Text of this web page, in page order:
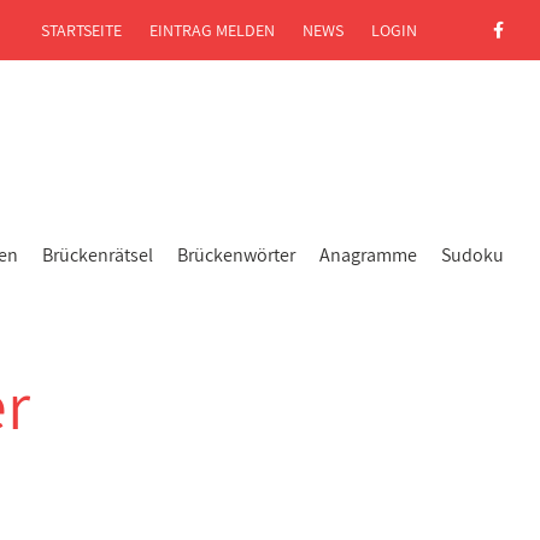
Brückenrätsel Brückenwörter Anagramme Sudoku
STARTSEITE EINTRAG MELDEN NEWS LOGIN